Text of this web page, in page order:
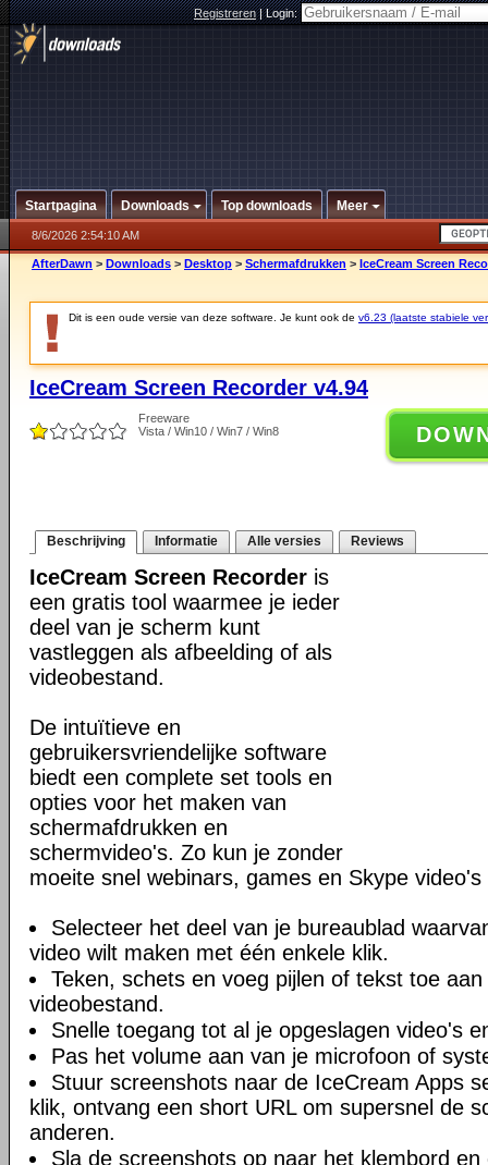
Registreren|Login:
Startpagina Downloads Top downloads Meer
8/6/2026 2:54:10 AM
AfterDawn > Downloads > Desktop > Schermafdrukken > IceCream Screen
Dit is een oude versie van deze software. Je kunt ook de v6.23 (laatste stabiele
IceCream Screen Recorder v4.94
Freeware
Vista / Win10 / Win7 / Win8
Beschrijving Informatie Alle versies Reviews
IceCream Screen Recorder is
een gratis tool waarmee je ieder
deel van je scherm kunt
vastleggen als afbeelding of als
videobestand.
De intuïtieve en
gebruikersvriendelijke software
biedt een complete set tools en
opties voor het maken van
schermafdrukken en
schermvideo's. Zo kun je zonder
moeite snel webinars, games en Skype
Selecteer het deel van je bureaublad
video wilt maken met één enkele klik.
Teken, schets en voeg pijlen of tekst toe
videobestand.
Snelle toegang tot al je opgeslagen video's
Pas het volume aan van je microfoon of
Stuur screenshots naar de IceCream Apps
klik, ontvang een short URL om supersnel de
anderen.
Sla de screenshots op naar het klembord